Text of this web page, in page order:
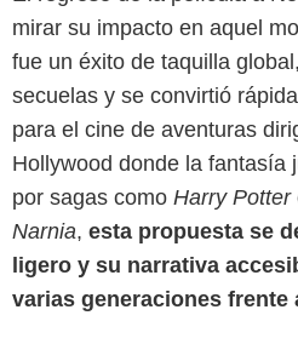
mirar su impacto en aquel
fue un éxito de taquilla
secuelas y se convirtió
para el cine de aventuras
Hollywood donde la fantasía
por sagas como Harry Potter
Narnia, esta propuesta se
ligero y su narrativa
varias generaciones frente
Netflix